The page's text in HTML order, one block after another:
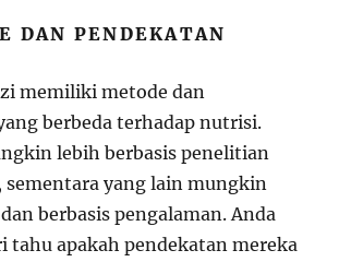
DAN PENDEKATAN
memiliki metode dan
berbeda terhadap nutrisi.
lebih berbasis penelitian
yang lain mungkin
berbasis pengalaman. Anda
tahu apakah pendekatan mereka